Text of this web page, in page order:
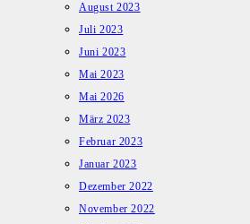
August 2023
Juli 2023
Juni 2023
Mai 2023
Mai 2026
März 2023
Februar 2023
Januar 2023
Dezember 2022
November 2022